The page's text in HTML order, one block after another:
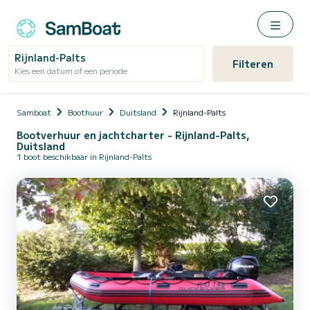
Rijnland-Palts
Kies een datum of een periode Filteren
Samboat Boothuur Duitsland Rijnland-Palts
Bootverhuur en jachtcharter - Rijnland-Palts,
Duitsland
1 boot beschikbaar in Rijnland-Palts